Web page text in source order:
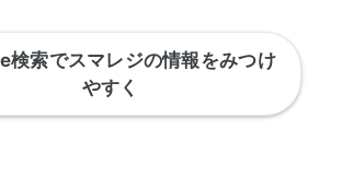
検索でスマレジの情報をみつけ
やすく